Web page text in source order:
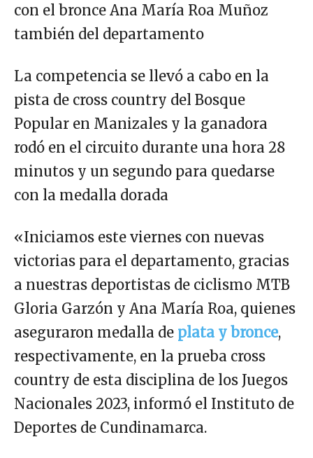
con el bronce Ana María Roa Muñoz
también del departamento
La competencia se llevó a cabo en la
pista de cross country del Bosque
Popular en Manizales y la ganadora
rodó en el circuito durante una hora 28
minutos y un segundo para quedarse
con la medalla dorada
«Iniciamos este viernes con nuevas
victorias para el departamento, gracias
a nuestras deportistas de ciclismo MTB
Gloria Garzón y Ana María Roa, quienes
aseguraron medalla de plata y bronce,
respectivamente, en la prueba cross
country de esta disciplina de los Juegos
Nacionales 2023, informó el Instituto de
Deportes de Cundinamarca.